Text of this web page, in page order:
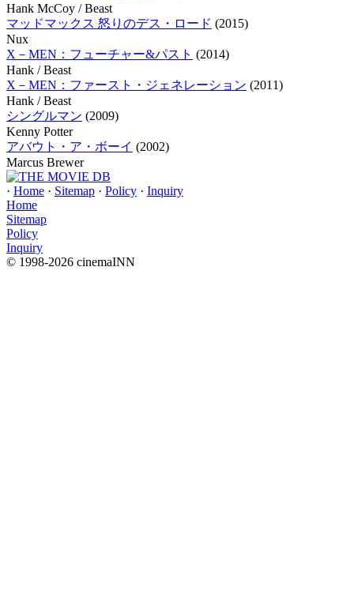
Hank McCoy / Beast
マッドマックス 怒りのデス・ロード (2015)
Nux
X－MEN：フューチャー&パスト (2014)
Hank / Beast
X－MEN：ファースト・ジェネレーション (2011)
Hank / Beast
シングルマン (2009)
Kenny Potter
アバウト・ア・ボーイ (2002)
Marcus Brewer
· Home · Sitemap · Policy · Inquiry
Home
Sitemap
Policy
Inquiry
© 1998-2026 cinemaINN